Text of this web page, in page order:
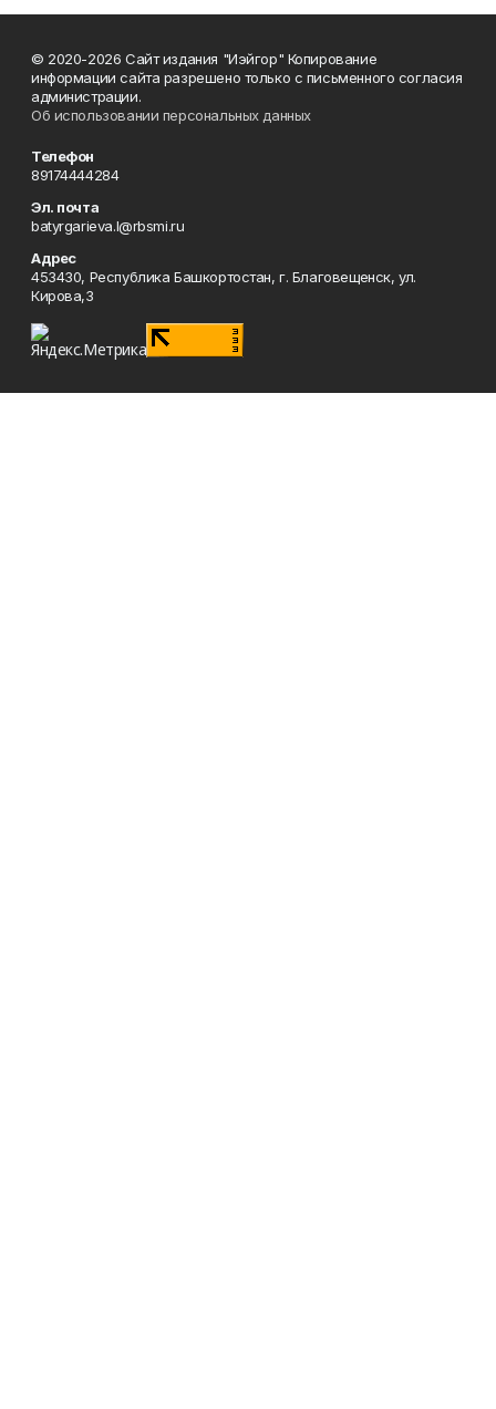
© 2020-2026 Сайт издания "Иэйгор" Копирование
информации сайта разрешено только с письменного согласия
администрации.
Об использовании персональных данных
Телефон
89174444284
Эл. почта
batyrgarieva.l@rbsmi.ru
Адрес
453430, Республика Башкортостан, г. Благовещенск, ул.
Кирова,3